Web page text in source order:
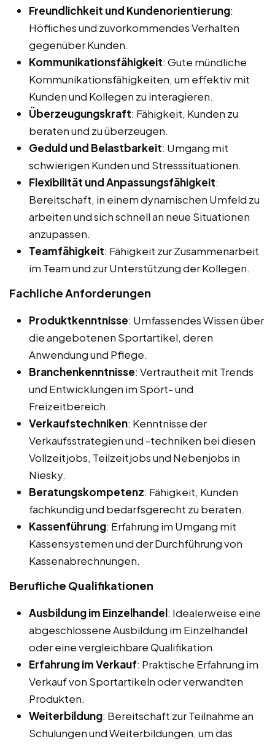
Freundlichkeit und Kundenorientierung:
Höfliches und zuvorkommendes Verhalten
gegenüber Kunden.
Kommunikationsfähigkeit: Gute mündliche
Kommunikationsfähigkeiten, um effektiv mit
Kunden und Kollegen zu interagieren.
Überzeugungskraft: Fähigkeit, Kunden zu
beraten und zu überzeugen.
Geduld und Belastbarkeit: Umgang mit
schwierigen Kunden und Stresssituationen.
Flexibilität und Anpassungsfähigkeit:
Bereitschaft, in einem dynamischen Umfeld zu
arbeiten und sich schnell an neue Situationen
anzupassen.
Teamfähigkeit: Fähigkeit zur Zusammenarbeit
im Team und zur Unterstützung der Kollegen.
Fachliche Anforderungen
Produktkenntnisse: Umfassendes Wissen über
die angebotenen Sportartikel, deren
Anwendung und Pflege.
Branchenkenntnisse: Vertrautheit mit Trends
und Entwicklungen im Sport- und
Freizeitbereich.
Verkaufstechniken: Kenntnisse der
Verkaufsstrategien und -techniken bei diesen
Vollzeitjobs, Teilzeitjobs und Nebenjobs in
Niesky.
Beratungskompetenz: Fähigkeit, Kunden
fachkundig und bedarfsgerecht zu beraten.
Kassenführung: Erfahrung im Umgang mit
Kassensystemen und der Durchführung von
Kassenabrechnungen.
Berufliche Qualifikationen
Ausbildung im Einzelhandel: Idealerweise eine
abgeschlossene Ausbildung im Einzelhandel
oder eine vergleichbare Qualifikation.
Erfahrung im Verkauf: Praktische Erfahrung im
Verkauf von Sportartikeln oder verwandten
Produkten.
Weiterbildung: Bereitschaft zur Teilnahme an
Schulungen und Weiterbildungen, um das